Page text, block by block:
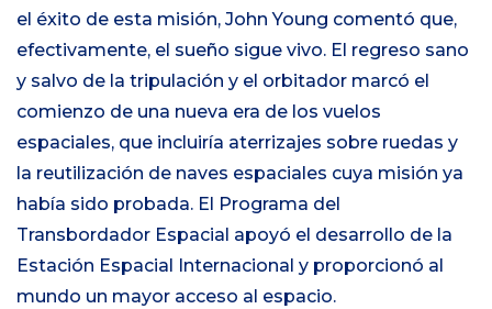
el éxito de esta misión, John Young comentó que,
efectivamente, el sueño sigue vivo. El regreso sano
y salvo de la tripulación y el orbitador marcó el
comienzo de una nueva era de los vuelos
espaciales, que incluiría aterrizajes sobre ruedas y
la reutilización de naves espaciales cuya misión ya
había sido probada. El Programa del
Transbordador Espacial apoyó el desarrollo de la
Estación Espacial Internacional y proporcionó al
mundo un mayor acceso al espacio.